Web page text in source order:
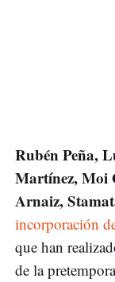
Rubén Peña,
Martínez, Moi
Arnaiz,
incorporación
que han
de la